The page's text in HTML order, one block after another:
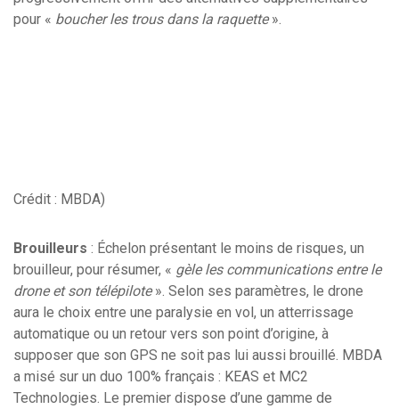
pour « boucher les trous dans la raquette».
Crédit : MBDA)
Brouilleurs : Échelon présentant le moins de risques, un
brouilleur, pour résumer, « gèle les communications entre le
drone et son télépilote». Selon ses paramètres, le drone
aura le choix entre une paralysie en vol, un atterrissage
automatique ou un retour vers son point d’origine, à
supposer que son GPS ne soit pas lui aussi brouillé. MBDA
a misé sur un duo 100% français : KEAS et MC2
Technologies. Le premier dispose d’une gamme de